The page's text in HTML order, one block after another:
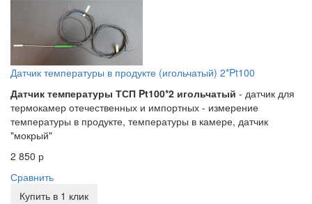
Датчик температуры в продукте (игольчатый) 2*Pt100
Датчик температуры ТСП Pt100*2 игольчатый - датчик для
термокамер отечественных и импортных - измерение
температуры в продукте, температуры в камере, датчик
"мокрый"
2 850 р
Сравнить
Купить в 1 клик